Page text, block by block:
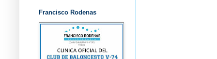
Francisco Rodenas